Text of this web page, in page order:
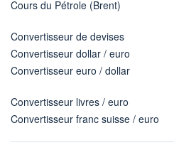
Cours du Pétrole (Brent)
Convertisseur de devises
Convertisseur dollar / euro
Convertisseur euro / dollar
Convertisseur livres / euro
Convertisseur franc suisse / euro